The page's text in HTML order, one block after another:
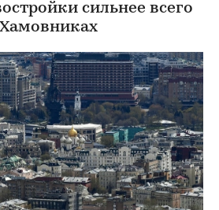
сильнее всего